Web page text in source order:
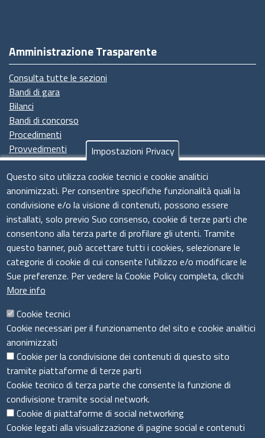
Amministrazione Trasparente
Consulta tutte le sezioni
Bandi di gara
Bilanci
Bandi di concorso
Procedimenti
Provvedimenti
Seguici su
Il sistema camerale
Menù privacy
Cookie Policy Note legali
Privacy
Impostazioni Privacy
Questo sito utilizza cookie tecnici e cookie analitici
anonimizzati. Per consentire specifiche funzionalità quali la
condivisione e/o la visione di contenuti, possono essere
installati, solo previo Suo consenso, cookie di terze parti che
consentono alla terza parte di profilare gli utenti. Tramite
questo banner, può accettare tutti i cookies, selezionare le
categorie di cookie di cui consente l’utilizzo e/o modificare le
Sue preferenze. Per vedere la Cookie Policy completa, clicchi
More info
Cookie tecnici
Cookie necessari per il funzionamento del sito e cookie analitici
anonimizzati
Cookie per la condivisione dei contenuti di questo sito
tramite piattaforme di terze parti
Cookie tecnico di terza parte che consente la funzione di
condivisione tramite social network.
Cookie di piattaforme di social networking
Cookie legati alla visualizzazione di pagine social e contenuti